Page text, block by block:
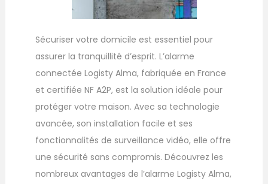
Sécuriser votre domicile est essentiel pour
assurer la tranquillité d’esprit. L’alarme
connectée Logisty Alma, fabriquée en France
et certifiée NF A2P, est la solution idéale pour
protéger votre maison. Avec sa technologie
avancée, son installation facile et ses
fonctionnalités de surveillance vidéo, elle offre
une sécurité sans compromis. Découvrez les
nombreux avantages de l’alarme Logisty Alma,